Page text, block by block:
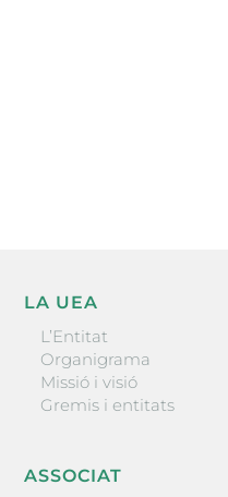
LA UEA
L’Entitat
Organigrama
Missió i visió
Gremis i entitats
ASSOCIAT